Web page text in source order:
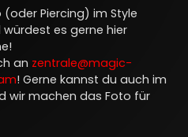
Piercing) im Style
es gerne hier
an zentrale@magic-
! Gerne kannst du auch im
wir machen das Foto für